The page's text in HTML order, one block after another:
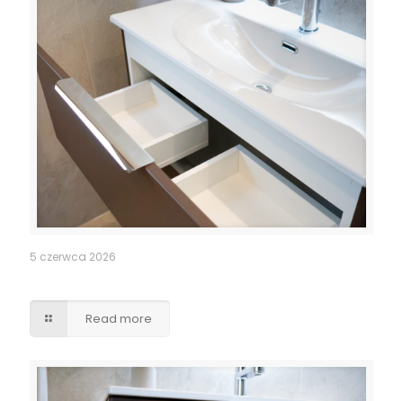
5 czerwca 2026
Read more